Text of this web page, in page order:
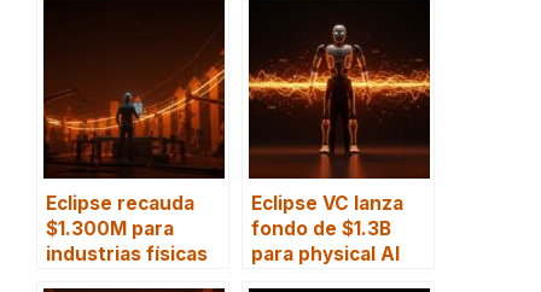
Eclipse recauda
$1.300M para
industrias físicas
Eclipse VC lanza
fondo de $1.3B
para physical AI